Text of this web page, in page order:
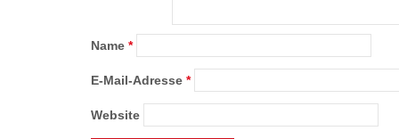
Name *
E-Mail-Adresse *
Website